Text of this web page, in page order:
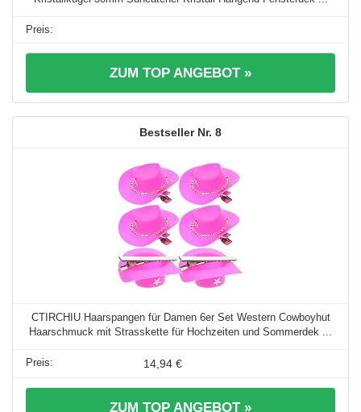
ZUM TOP ANGEBOT »
8
CTIRCHIU Haarspangen für Damen 6er Set Western Cowboyhut
Haarschmuck mit Strasskette für Hochzeiten und Sommerdek ...
14,94 €
ZUM TOP ANGEBOT »